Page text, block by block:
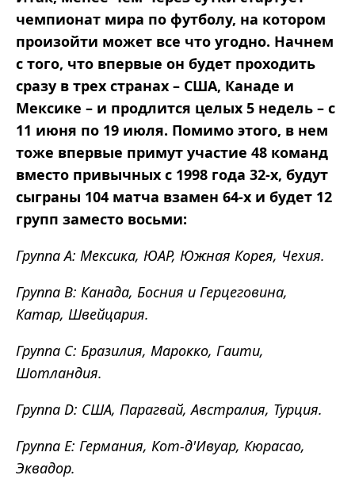
чемпионат мира по футболу, на котором
произойти может все что угодно. Начнем
с того, что впервые он будет проходить
сразу в трех странах – США, Канаде и
Мексике – и продлится целых 5 недель – с
11 июня по 19 июля. Помимо этого, в нем
тоже впервые примут участие 48 команд
вместо привычных с 1998 года 32-х, будут
сыграны 104 матча взамен 64-х и будет 12
групп заместо восьми:
Группа A: Мексика, ЮАР, Южная Корея, Чехия.
Группа B: Канада, Босния и Герцеговина,
Катар, Швейцария.
Группа C: Бразилия, Марокко, Гаити,
Шотландия.
Группа D: США, Парагвай, Австралия, Турция.
Группа E: Германия, Кот-д'Ивуар, Кюрасао,
Эквадор.